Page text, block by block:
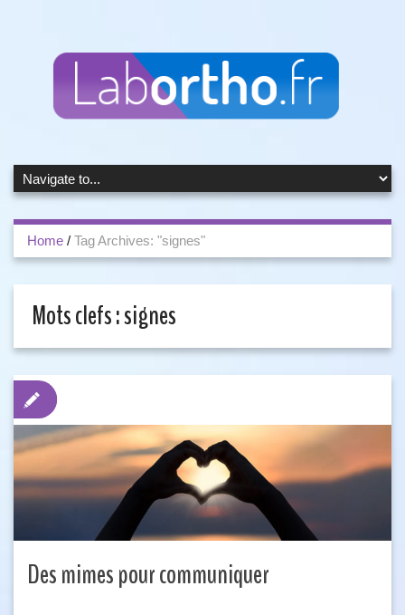
Home / Tag Archives: "signes"
Mots clefs :signes
Des mimes pour communiquer